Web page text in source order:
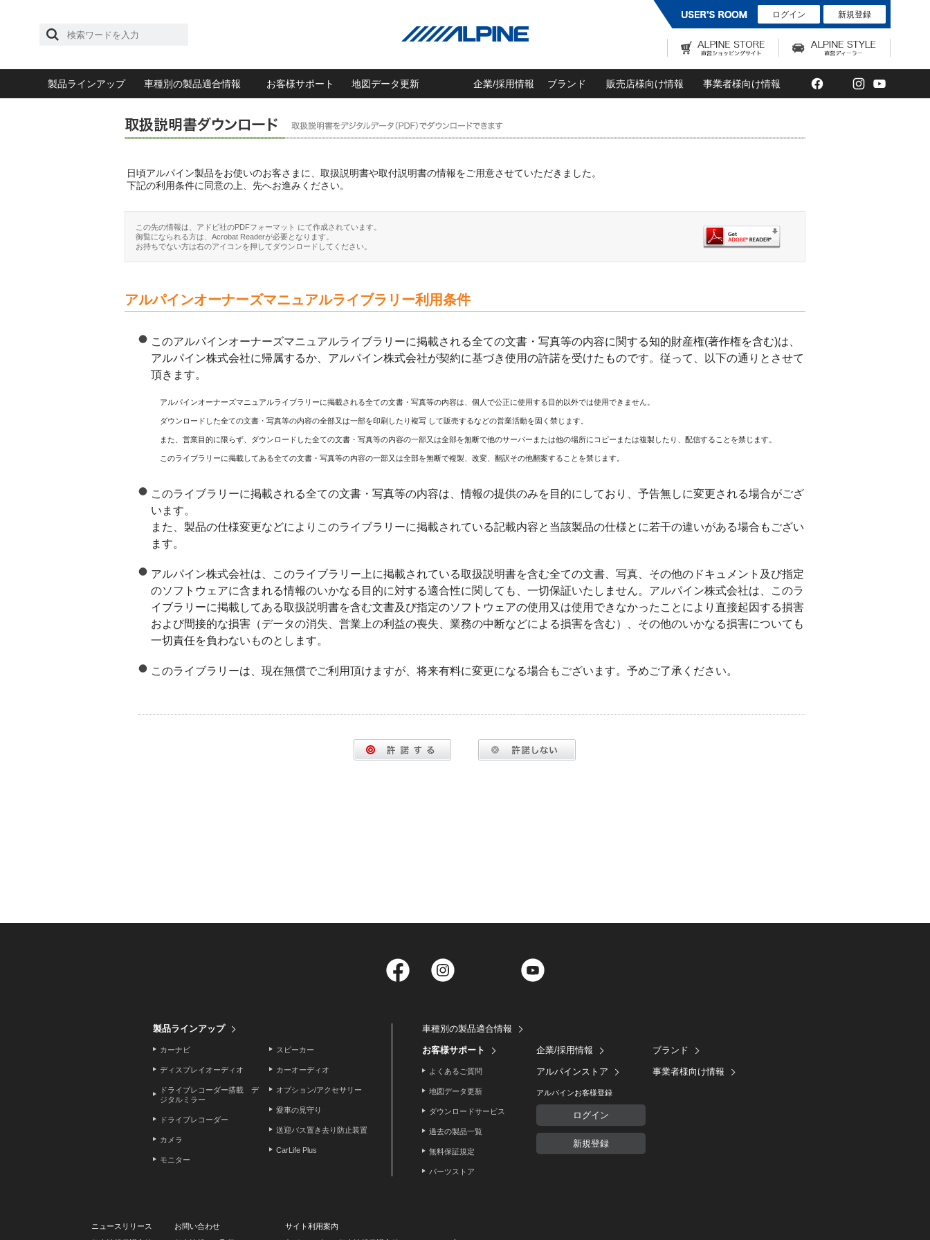
ログイン 新規登録
製品ラインアップ 車種別の製品適合情報 お客様サポート 地図データ更新 企業/採用情報 ブランド 販売店様向け情報 事業者様向け情報 Facebook
TwitterInstagram
日頃アルパイン製品をお使いのお客さまに、取扱説明書や取付説明書の情報をご用意させていただきました。
下記の利用条件に同意の上、先へお進みください。
この先の情報は、アドビ社のPDFフォーマット にて作成されています。
御覧になられる方は、Acrobat Readerが必要となります。
お持ちでない方は右のアイコンを押してダウンロードしてください。
アルパインオーナーズマニュアルライブラリー利用条件
このアルパインオーナーズマニュアルライブラリーに掲載される全ての文書・写真等の内容に関する知的財産権(著作権を含む)は、
アルパイン株式会社に帰属するか、アルパイン株式会社が契約に基づき使用の許諾を受けたものです。従って、以下の通りとさせて
頂きます。
アルパインオーナーズマニュアルライブラリーに掲載される全ての文書・写真等の内容は、個人で公正に使用する目的以外では使用できません。
ダウンロードした全ての文書・写真等の内容の全部又は一部を印刷したり複写 して販売するなどの営業活動を固く禁じます。
また、営業目的に限らず、ダウンロードした全ての文書・写真等の内容の一部又は全部を無断で他のサーバーまたは他の場所にコピーまたは複製したり、配信することを禁じます。
このライブラリーに掲載してある全ての文書・写真等の内容の一部又は全部を無断で複製、改変、翻訳その他翻案することを禁じます。
このライブラリーに掲載される全ての文書・写真等の内容は、情報の提供のみを目的にしており、予告無しに変更される場合がござ
います。
また、製品の仕様変更などによりこのライブラリーに掲載されている記載内容と当該製品の仕様とに若干の違いがある場合もござい
ます。
アルパイン株式会社は、このライブラリー上に掲載されている取扱説明書を含む全ての文書、写真、その他のドキュメント及び指定
のソフトウェアに含まれる情報のいかなる目的に対する適合性に関しても、一切保証いたしません。アルパイン株式会社は、このラ
イブラリーに掲載してある取扱説明書を含む文書及び指定のソフトウェアの使用又は使用できなかったことにより直接起因する損害
および間接的な損害（データの消失、営業上の利益の喪失、業務の中断などによる損害を含む）、その他のいかなる損害についても
一切責任を負わないものとします。
このライブラリーは、現在無償でご利用頂けますが、将来有料に変更になる場合もございます。予めご了承ください。
Facebook Twitter
製品ラインアップ
カーナビ
ディスプレイオーディオ
ドライブレコーダー搭載 デ
ジタルミラー
ドライブレコーダー
カメラ
モニター
スピーカー
カーオーディオ
オプション/アクセサリー
愛車の見守り
送迎バス置き去り防止装置
CarLife Plus
車種別の製品適合情報
お客様サポート
よくあるご質問
地図データ更新
ダウンロードサービス
過去の製品一覧
無料保証規定
パーツストア
企業/採用情報
アルパインストア
アルパインお客様登録
ログイン
新規登録
ブランド
事業者様向け情報
ニュースリリース お問い合わせ
サイト利用案内